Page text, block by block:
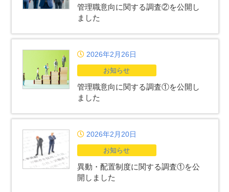
管理職意向に関する調査②を公開し
ました
2026年2月26日
お知らせ
管理職意向に関する調査①を公開し
ました
2026年2月20日
お知らせ
異動・配置制度に関する調査①を公
開しました